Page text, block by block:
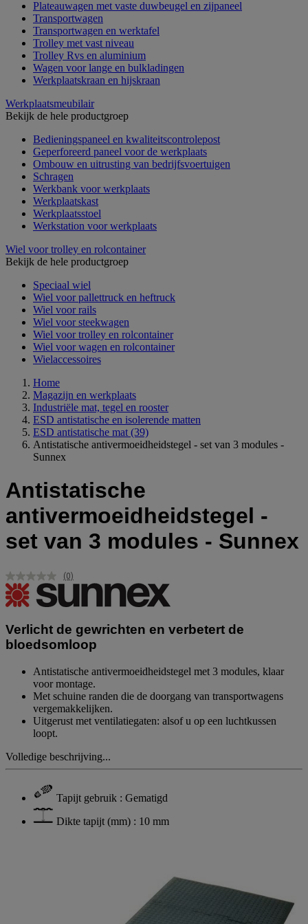
Plateauwagen met vaste duwbeugel en zijpaneel
Transportwagen
Transportwagen en werktafel
Trolley met vast niveau
Trolley Rvs en aluminium
Wagen voor lange en bulkladingen
Werkplaatskraan en hijskraan
Werkplaatsmeubilair
Bekijk de hele productgroep
Bedieningspaneel en kwaliteitscontrolepost
Geperforeerd paneel voor de werkplaats
Ombouw en uitrusting van bedrijfsvoertuigen
Schragen
Werkbank voor werkplaats
Werkplaatskast
Werkplaatsstoel
Werkstation voor werkplaats
Wiel voor trolley en rolcontainer
Bekijk de hele productgroep
Speciaal wiel
Wiel voor pallettruck en heftruck
Wiel voor rails
Wiel voor steekwagen
Wiel voor trolley en rolcontainer
Wiel voor wagen en rolcontainer
Wielaccessoires
Home
Magazijn en werkplaats
Industriële mat, tegel en rooster
ESD antistatische en isolerende matten
ESD antistatische mat (39)
Antistatische antivermoeidheidstegel - set van 3 modules -
Sunnex
Antistatische
antivermoeidheidstegel -
set van 3 modules - Sunnex
Geen
scorewaarde.
Dezelfde
(0)
Verlicht de gewrichten en verbetert de
bloedsomloop
Antistatische antivermoeidheidstegel met 3 modules, klaar
voor montage.
Met schuine randen die de doorgang van transportwagens
vergemakkelijken.
Uitgerust met ventilatiegaten: alsof u op een luchtkussen
loopt.
Volledige beschrijving...
Tapijt gebruik : Gematigd
Dikte tapijt (mm) : 10 mm